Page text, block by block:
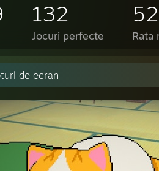
132
Jocuri perfecte Rata
de ecran